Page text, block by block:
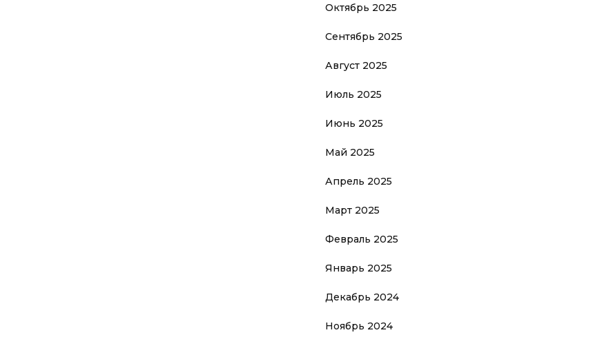
Октябрь 2025
Сентябрь 2025
Август 2025
Июль 2025
Июнь 2025
Май 2025
Апрель 2025
Март 2025
Февраль 2025
Январь 2025
Декабрь 2024
Ноябрь 2024